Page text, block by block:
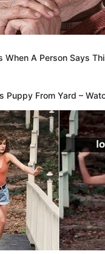
When A Person Says
Puppy From Yard –